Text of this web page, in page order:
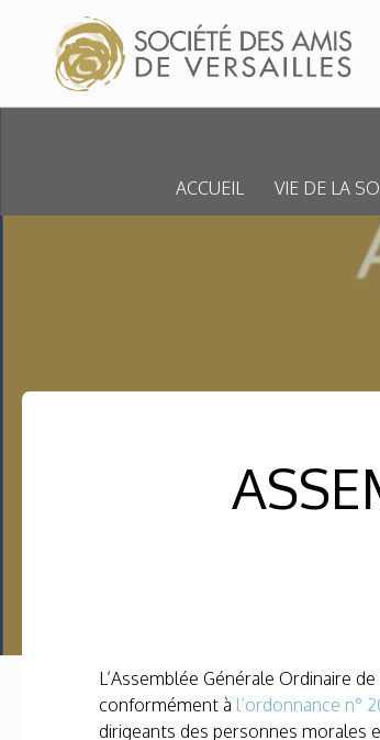
Skip to content
ACCUEIL VIE DE LA
L’Assemblée Générale Ordinaire
conformément à l’ordonnance n°
dirigeants des personnes morales